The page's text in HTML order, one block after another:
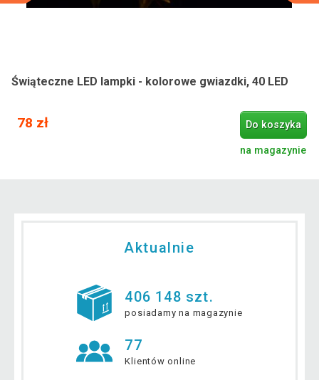
Świąteczne LED lampki - kolorowe gwiazdki, 40 LED
78 zł Do koszyka
na magazynie
Aktualnie
406 148 szt.
posiadamy na magazynie
77
Klientów online